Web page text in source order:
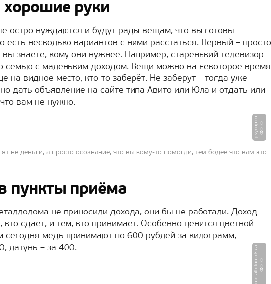
хорошие руки
остро нуждаются и будут рады вещам, что вы готовы
есть несколько вариантов с ними расстаться. Первый – просто
знаете, кому они нужнее. Например, старенький телевизор
семью с маленьким доходом. Вещи можно на некоторое время
на видное место, кто-то заберёт. Не заберут – тогда уже
дать объявление на сайте типа Авито или Юла и отдать или
вам не нужно.
Ф
О
Т
О
:
p
s
y
c
o
p.
r
u
не деньги, а просто осознание, что вы кому-то помогли, тем более что вам это
пункты приёма
не приносили дохода, они бы не работали. Доход
сдаёт, и тем, кто принимает. Особенно ценится цветной
сегодня медь принимают по 600 рублей за килограмм,
латунь – за 400.
Ф
О
Т
О
:
m
e
t
a
l
l
o
l
o
m.
c
k.
u
a